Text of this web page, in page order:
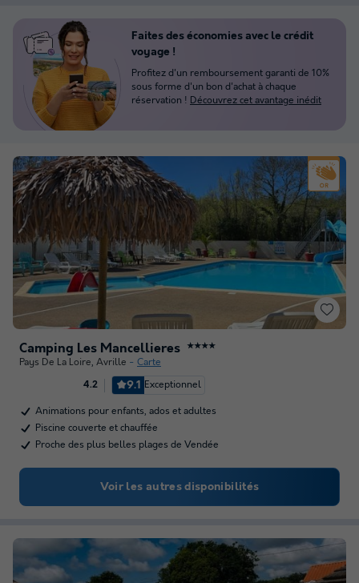
Camping Les Mancellieres ★★★★
Pays De La Loire, Avrille Carte
4.2 9.1 Exceptionnel
Animations pour enfants, ados et adultes
Piscine couverte et chauffée
Proche des plus belles plages de Vendée
Voir les autres disponibilités
Faites des économies avec le crédit
voyage !
Profitez d'un remboursement garanti de 10%
sous forme d'un bon d'achat à chaque
réservation ! Découvrez cet avantage inédit